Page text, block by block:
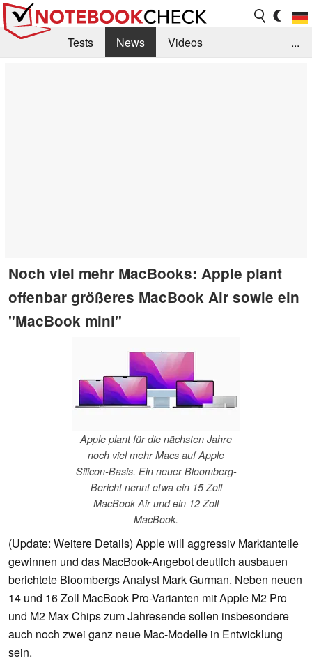
Tests News
Videos
...
Noch viel mehr MacBooks: Apple plant
offenbar größeres MacBook Air sowie ein
"MacBook mini"
Apple plant für die nächsten Jahre
noch viel mehr Macs auf Apple
Silicon-Basis. Ein neuer Bloomberg-
Bericht nennt etwa ein 15 Zoll
MacBook Air und ein 12 Zoll
MacBook.
(Update: Weitere Details) Apple will aggressiv Marktanteile
gewinnen und das MacBook-Angebot deutlich ausbauen
berichtete Bloombergs Analyst Mark Gurman. Neben neuen
14 und 16 Zoll MacBook Pro-Varianten mit Apple M2 Pro
und M2 Max Chips zum Jahresende sollen insbesondere
auch noch zwei ganz neue Mac-Modelle in Entwicklung
sein.